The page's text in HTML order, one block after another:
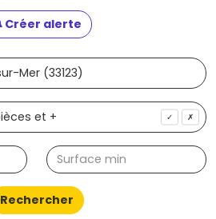
Créer alerte
✓ ✗
Rechercher